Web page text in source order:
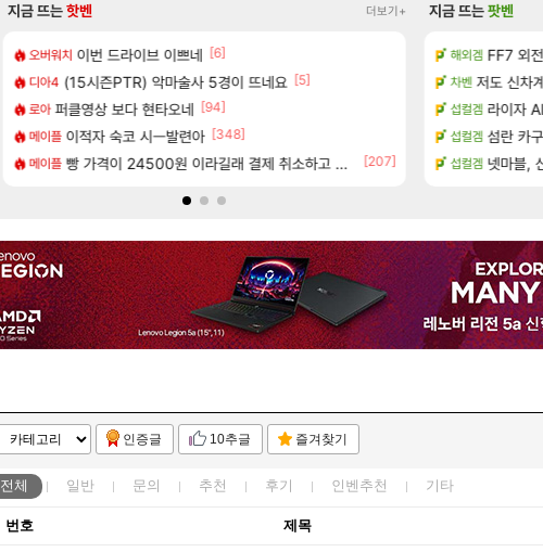
지금 뜨는핫벤 더보기+
오버워치 이번 드라이브 이쁘네 [6]
디아4 (15시즌PTR) 악마술사 5경이 뜨네요 [5]
로아 퍼클영상 보다 현타오네 [94]
메이플 이적자 숙코 시ㅡ발련아 [348]
메이플 빵 가격이 24500원 이라길래 결제 취소하고 나왔다 [207]
디아4 Ssf 정의
LoL 야동 투척
메이플 게이머
로아 100:8 보
메이플 빵값 문
지금 뜨는팟벤
여행 7년만에 가족여행을 다녀왔습니다.
아스오라 「에린」 컨셉 포스터 공개
비스트 쿠를 먼저 보내서 기습하는 법
비스트 비스트 오브 리인카네이션 정보/공략글 모음
리싱크드 리싱크드 1.06 패치노트 (8/5)
해외겜 FF7 외
차벤 저도 신차
섭컬겜 라이자
섭컬겜 섬란 카
섭컬겜 넷마블,
인증글 10추글 즐겨찾기
전체 일반 문의 추천 후기 인벤추천 기타
번호 제목